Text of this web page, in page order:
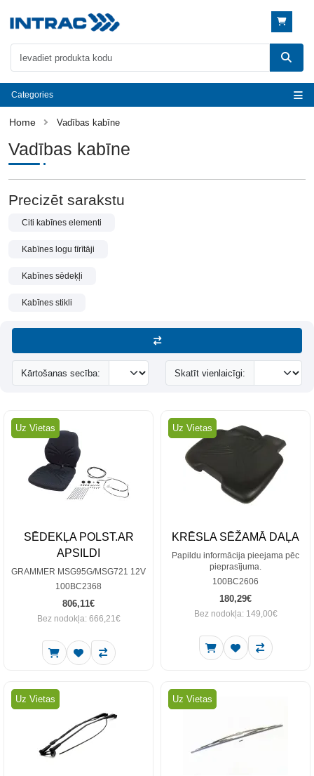
Categories
Vadības kabīne
Vadības kabīne
Precizēt sarakstu
Citi kabīnes elementi
Kabīnes logu tīrītāji
Kabīnes sēdeķļi
Kabīnes stikli
Kārtošanas secība: Skatīt vienlaicīgi:
Uz Vietas
SĒDEKĻA POLST.AR
APSILDI
GRAMMER MSG95G/MSG721 12V
100BC2368
806,11€
Bez nodokļa: 666,21€
Uz Vietas
KRĒSLA SĒŽAMĀ DAĻA
Papildu informācija pieejama pēc
pieprasījuma.
100BC2606
180,29€
Bez nodokļa: 149,00€
Uz Vietas Uz Vietas